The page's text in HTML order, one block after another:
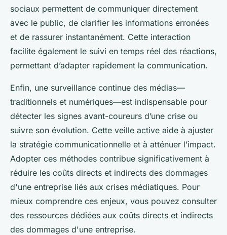
sociaux permettent de communiquer directement
avec le public, de clarifier les informations erronées
et de rassurer instantanément. Cette interaction
facilite également le suivi en temps réel des réactions,
permettant d’adapter rapidement la communication.
Enfin, une surveillance continue des médias—
traditionnels et numériques—est indispensable pour
détecter les signes avant-coureurs d’une crise ou
suivre son évolution. Cette veille active aide à ajuster
la stratégie communicationnelle et à atténuer l’impact.
Adopter ces méthodes contribue significativement à
réduire les coûts directs et indirects des dommages
d'une entreprise liés aux crises médiatiques. Pour
mieux comprendre ces enjeux, vous pouvez consulter
des ressources dédiées aux coûts directs et indirects
des dommages d'une entreprise.